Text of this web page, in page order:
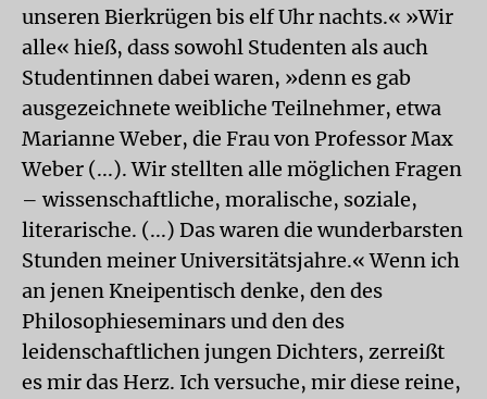
unseren Bierkrügen bis elf Uhr nachts.« »Wir
alle« hieß, dass sowohl Studenten als auch
Studentinnen dabei waren, »denn es gab
ausgezeichnete weibliche Teilnehmer, etwa
Marianne Weber, die Frau von Professor Max
Weber (...). Wir stellten alle möglichen Fragen
– wissenschaftliche, moralische, soziale,
literarische. (...) Das waren die wunderbarsten
Stunden meiner Universitätsjahre.« Wenn ich
an jenen Kneipentisch denke, den des
Philosophieseminars und den des
leidenschaftlichen jungen Dichters, zerreißt
es mir das Herz. Ich versuche, mir diese reine,